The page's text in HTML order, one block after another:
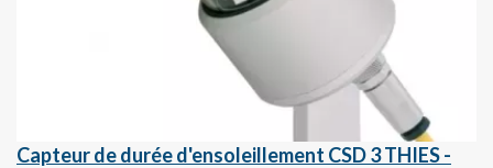
Capteur de durée d'ensoleillement CSD 3 THIES -